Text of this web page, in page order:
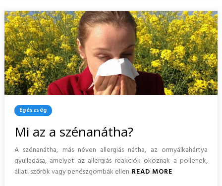
Posted
In
Egészség
Mi az a szénanátha?
A szénanátha, más néven allergiás nátha, az orrnyálkahártya
gyulladása, amelyet az allergiás reakciók okoznak a pollenek,
állati szőrök vagy penészgombák ellen.READ MORE